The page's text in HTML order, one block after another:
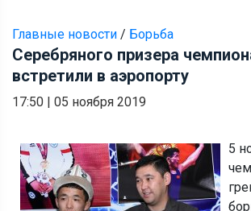
Главные новости / Борьба
Серебряного призера
встретили в аэропорту
17:50 | 05 ноября 2019
5